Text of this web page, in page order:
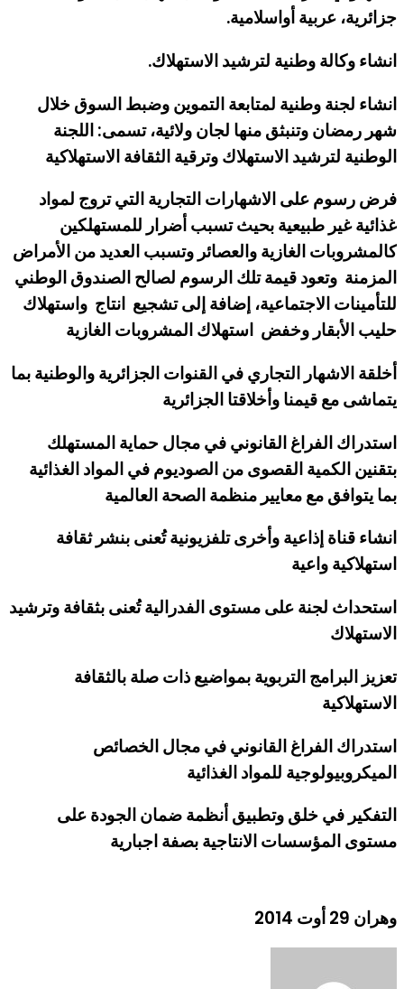
جزائرية، عربية أواسلامية.
انشاء وكالة وطنية لترشيد الاستهلاك.
انشاء لجنة وطنية لمتابعة التموين وضبط السوق خلال
شهر رمضان وتنبثق منها لجان ولائية، تسمى: اللجنة
الوطنية لترشيد الاستهلاك وترقية الثقافة الاستهلاكية
فرض رسوم على الاشهارات التجارية التي تروج لمواد
غذائية غير طبيعية بحيث تسبب أضرار للمستهلكين
كالمشروبات الغازية والعصائر وتسبب العديد من الأمراض
المزمنة وتعود قيمة تلك الرسوم لصالح الصندوق الوطني
للتأمينات الاجتماعية، إضافة إلى تشجيع انتاج واستهلاك
حليب الأبقار وخفض استهلاك المشروبات الغازية
أخلقة الاشهار التجاري في القنوات الجزائرية والوطنية بما
يتماشى مع قيمنا وأخلاقتا الجزائرية
استدراك الفراغ القانوني في مجال حماية المستهلك
بتقنين الكمية القصوى من الصوديوم في المواد الغذائية
بما يتوافق مع معايير منظمة الصحة العالمية
انشاء قناة إذاعية وأخرى تلفزيونية تُعنى بنشر ثقافة
استهلاكية واعية
استحداث لجنة على مستوى الفدرالية تُعنى بثقافة وترشيد
الاستهلاك
تعزيز البرامج التربوية بمواضيع ذات صلة بالثقافة
الاستهلاكية
استدراك الفراغ القانوني في مجال الخصائص
الميكروبيولوجية للمواد الغذائية
التفكير في خلق وتطبيق أنظمة ضمان الجودة على
مستوى المؤسسات الانتاجية بصفة اجبارية
وهران 29 أوت 2014